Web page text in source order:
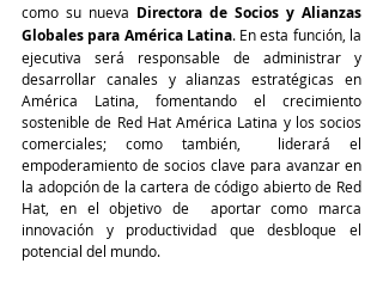
como su nueva Directora de Socios y Alianzas
Globales para América Latina. En esta función, la
ejecutiva será responsable de administrar y
desarrollar canales y alianzas estratégicas en
América Latina, fomentando el crecimiento
sostenible de Red Hat América Latina y los socios
comerciales; como también,  liderará el
empoderamiento de socios clave para avanzar en
la adopción de la cartera de código abierto de Red
Hat, en el objetivo de  aportar como marca
innovación y productividad que desbloque el
potencial del mundo.